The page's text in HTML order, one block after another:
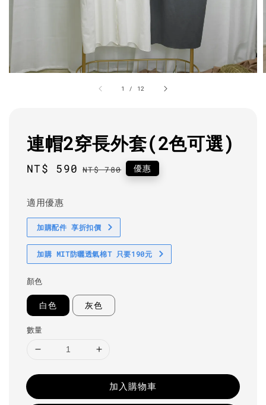
1 / 12
連帽2穿長外套(2色可選)
Sale
NT$ 590 Regular
NT$ 780 優惠
適用優惠
加購配件 享折扣價
加購 MIT防曬透氣棉T 只要190元
顏色
白色 灰色
數量
加入購物車